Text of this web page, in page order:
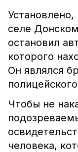
селе
остановил
которого
Он являлся
Чтобы не
человека,